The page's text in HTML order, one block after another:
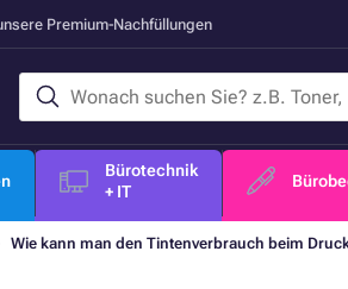
Premium-Nachfüllungen
Bürotechnik
+ IT
Wie kann man den Tintenverbrauch beim